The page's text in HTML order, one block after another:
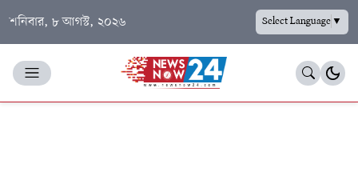
শনিবার, ৮ আগস্ট, ২০২৬ Select Language▼